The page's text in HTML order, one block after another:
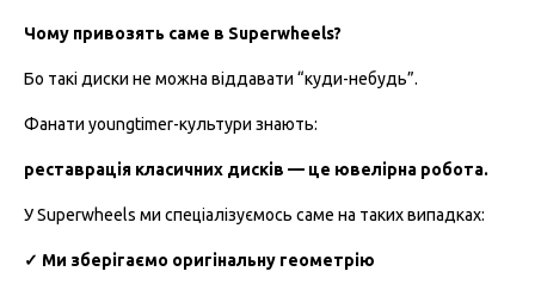
Чому привозять саме в Superwheels?
Бо такі диски не можна віддавати “куди-небудь”.
Фанати youngtimer-культури знають:
реставрація класичних дисків — це ювелірна робота.
У Superwheels ми спеціалізуємось саме на таких випадках:
✓ Ми зберігаємо оригінальну геометрію